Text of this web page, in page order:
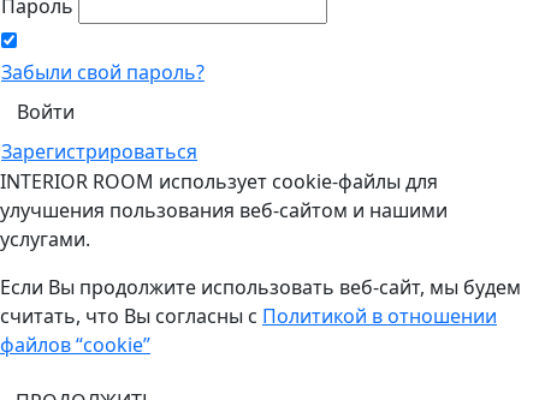
Пароль
Забыли свой пароль?
Зарегистрироваться
INTERIOR ROOM использует cookie-файлы для
улучшения пользования веб-сайтом и нашими
услугами.
Если Вы продолжите использовать веб-сайт, мы будем
считать, что Вы согласны с Политикой в отношении
файлов “cookie”